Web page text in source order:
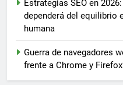
Estrategias SEO en
dependerá del equilibrio
humana
Guerra de navegadores
frente a Chrome y